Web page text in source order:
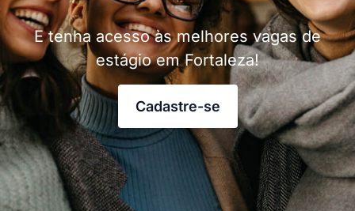
E tenha acesso às melhores vagas de
estágio em Fortaleza!
Cadastre-se